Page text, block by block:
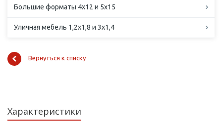
Большие форматы 4х12 и 5х15
Уличная мебель 1,2х1,8 и 3х1,4
Вернуться к списку
Характеристики